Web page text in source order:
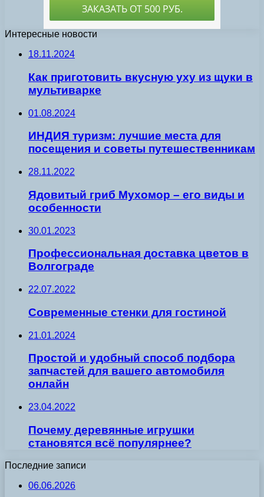
Интересные новости
18.11.2024
Как приготовить вкусную уху из щуки в
мультиварке
01.08.2024
ИНДИЯ туризм: лучшие места для
посещения и советы путешественникам
28.11.2022
Ядовитый гриб Мухомор – его виды и
особенности
30.01.2023
Профессиональная доставка цветов в
Волгограде
22.07.2022
Современные стенки для гостиной
21.01.2024
Простой и удобный способ подбора
запчастей для вашего автомобиля
онлайн
23.04.2022
Почему деревянные игрушки
становятся всё популярнее?
Последние записи
06.06.2026